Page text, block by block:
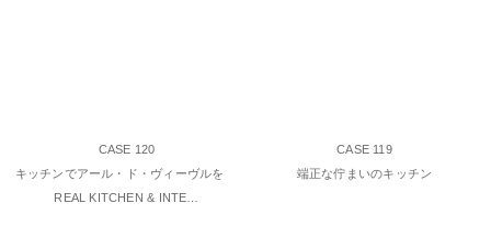
CASE 120
キッチンでアール・ド・ヴィーヴルを
REAL KITCHEN & INTE…
CASE 119
端正な佇まいのキッチン